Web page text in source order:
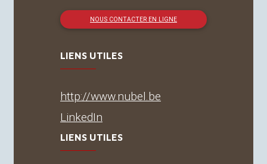
NOUS CONTACTER EN LIGNE
LIENS UTILES
http://www.nubel.be
LinkedIn
LIENS UTILES